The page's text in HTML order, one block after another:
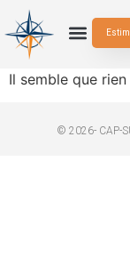
Il semble que
© 2026- CAP-